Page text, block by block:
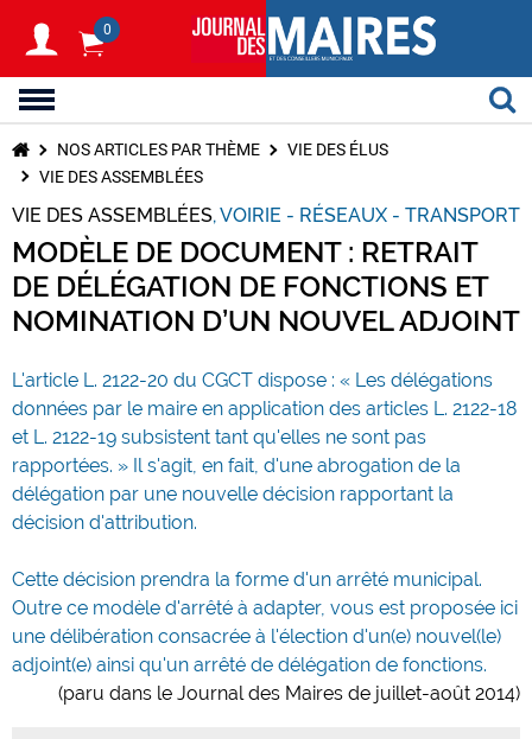
0
NOS ARTICLES PAR THÈME
VIE DES ÉLUS
VIE DES ASSEMBLÉES
VIE DES ASSEMBLÉES VOIRIE - RÉSEAUX - TRANSPORT
MODÈLE DE DOCUMENT : RETRAIT
DE DÉLÉGATION DE FONCTIONS ET
NOMINATION D’UN NOUVEL ADJOINT
L'article L. 2122-20 du CGCT dispose : « Les délégations
données par le maire en application des articles L. 2122-18
et L. 2122-19 subsistent tant qu'elles ne sont pas
rapportées. » Il s'agit, en fait, d'une abrogation de la
délégation par une nouvelle décision rapportant la
décision d'attribution.
Cette décision prendra la forme d'un arrêté municipal.
Outre ce modèle d'arrêté à adapter, vous est proposée ici
une délibération consacrée à l'élection d'un(e) nouvel(le)
adjoint(e) ainsi qu'un arrêté de délégation de fonctions.
(paru dans le Journal des Maires de juillet-août 2014)